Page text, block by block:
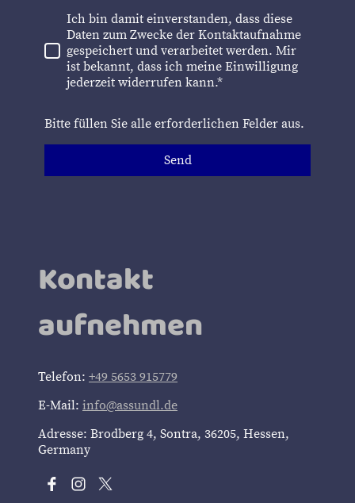
Ich bin damit einverstanden, dass diese
Daten zum Zwecke der Kontaktaufnahme
gespeichert und verarbeitet werden. Mir
ist bekannt, dass ich meine Einwilligung
jederzeit widerrufen kann.*
Bitte füllen Sie alle erforderlichen Felder aus.
Send
Kontakt
aufnehmen
Telefon: +49 5653 915779
E-Mail: info@assundl.de
Adresse: Brodberg 4, Sontra, 36205, Hessen,
Germany